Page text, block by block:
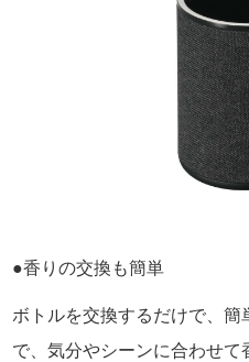
●香りの交換も簡単
ボトルを交換するだけで、
で、気分やシーンに合わせ